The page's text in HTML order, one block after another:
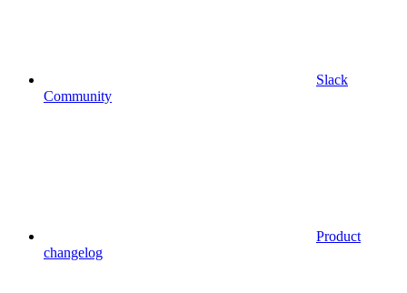
Slack
Community
Product
changelog